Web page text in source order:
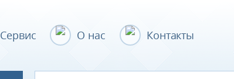
Сервис О нас Контакты